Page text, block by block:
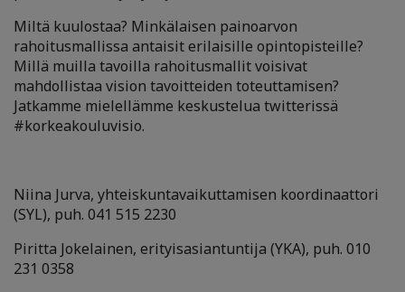
Miltä kuulostaa? Minkälaisen painoarvon
rahoitusmallissa antaisit erilaisille opintopisteille?
Millä muilla tavoilla rahoitusmallit voisivat
mahdollistaa vision tavoitteiden toteuttamisen?
Jatkamme mielellämme keskustelua twitterissä
#korkeakouluvisio.
Niina Jurva, yhteiskuntavaikuttamisen koordinaattori
(SYL), puh. 041 515 2230
Piritta Jokelainen, erityisasiantuntija (YKA), puh. 010
231 0358